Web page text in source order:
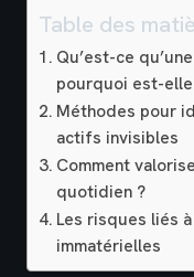
Table des
Qu’est-ce
pourquoi est-
Méthodes pour
actifs invisibles
Comment
quotidien ?
Les risques liés
immatérielles